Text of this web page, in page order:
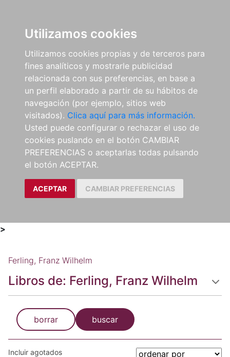
Utilizamos cookies
Utilizamos cookies propias y de terceros para
fines analíticos y mostrarle publicidad
relacionada con sus preferencias, en base a
un perfil elaborado a partir de su hábitos de
navegación (por ejemplo, sitios web
visitados). Clica aquí para más información.
Usted puede configurar o rechazar el uso de
cookies puslando en el botón CAMBIAR
PREFERENCIAS o aceptarlas todas pulsando
el botón ACEPTAR.
ACEPTAR CAMBIAR PREFERENCIAS
>
Ferling, Franz Wilhelm
Libros de: Ferling, Franz Wilhelm
borrar buscar
Incluir agotados